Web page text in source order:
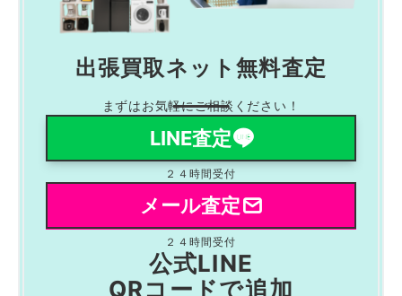
出張買取ネット無料査定
まずはお気軽にご相談ください！
LINE査定
２４時間受付
メール査定
２４時間受付
公式LINE
QRコードで追加